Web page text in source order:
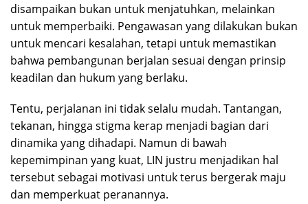
disampaikan bukan untuk menjatuhkan, melainkan
untuk memperbaiki. Pengawasan yang dilakukan bukan
untuk mencari kesalahan, tetapi untuk memastikan
bahwa pembangunan berjalan sesuai dengan prinsip
keadilan dan hukum yang berlaku.
Tentu, perjalanan ini tidak selalu mudah. Tantangan,
tekanan, hingga stigma kerap menjadi bagian dari
dinamika yang dihadapi. Namun di bawah
kepemimpinan yang kuat, LIN justru menjadikan hal
tersebut sebagai motivasi untuk terus bergerak maju
dan memperkuat peranannya.